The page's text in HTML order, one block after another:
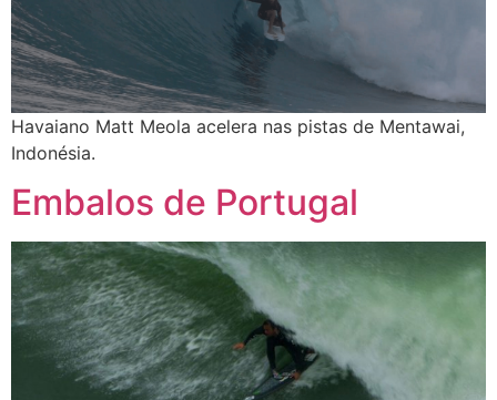
Havaiano Matt Meola acelera nas pistas de Mentawai,
Indonésia.
Embalos de Portugal